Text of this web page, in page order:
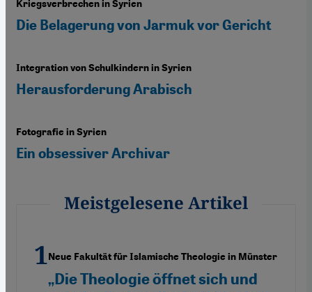
Kriegsverbrechen in Syrien
Die Belagerung von Jarmuk vor Gericht
Integration von Schulkindern in Syrien
Herausforderung Arabisch
Fotografie in Syrien
Ein obsessiver Archivar
Meistgelesene Artikel
Neue Fakultät für Islamische Theologie in Münster
„Die Theologie öffnet sich und